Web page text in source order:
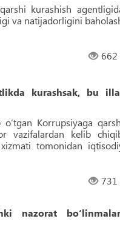
kurashish
va natijadorligini
662
kurashsak, bu
Korrupsiyaga
vazifalardan kelib
tomonidan
731
nazorat